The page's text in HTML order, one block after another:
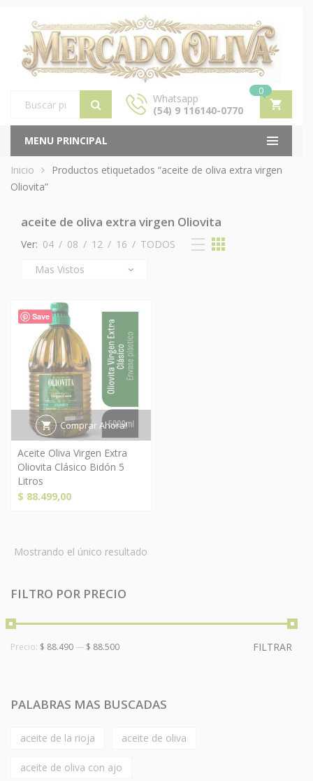
Products
search
Whatsapp
(54) 9 116140-0770
0
MENU PRINCIPAL
Inicio
Productos etiquetados “aceite de oliva extra virgen
Oliovita”
aceite de oliva extra virgen Oliovita
Ver: 04 / 08 / 12 / 16 / TODOS
Save
Comprar Ahora!
Aceite Oliva Virgen Extra
Oliovita Clásico Bidón 5
Litros
$ 88.499,00
Mostrando el único resultado
FILTRO POR PRECIO
FILTRAR
Precio: $ 88.490 — $ 88.500
PALABRAS MAS BUSCADAS
aceite de la rioja aceite de oliva
aceite de oliva con ajo